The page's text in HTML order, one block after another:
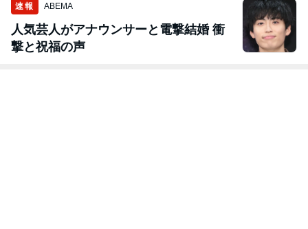
速報 ABEMA
人気芸人がアナウンサーと電撃結婚 衝
撃と祝福の声